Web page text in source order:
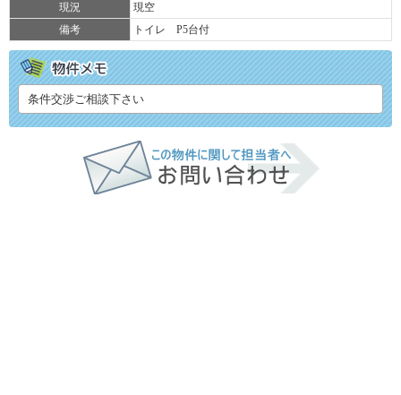
現況
現空
備考
トイレ P5台付
条件交渉ご相談下さい